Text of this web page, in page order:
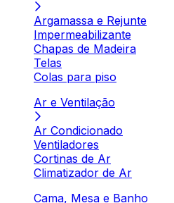
Argamassa e Rejunte
Impermeabilizante
Chapas de Madeira
Telas
Colas para piso
Ar e Ventilação
Ar Condicionado
Ventiladores
Cortinas de Ar
Climatizador de Ar
Cama, Mesa e Banho